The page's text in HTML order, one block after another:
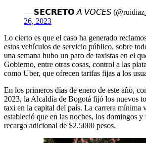
— 𝗦𝗘𝗖𝗥𝗘𝗧𝗢 𝘈 𝘝𝘖𝘊𝘌𝘚
26, 2023
Lo cierto es que el caso ha generado
estos vehículos de servicio público, sobre
una semana hubo un paro de taxistas en el
Gobierno, entre otras cosas, control a las
como Uber, que ofrecen tarifas fijas a los
En los primeros días de enero de este año,
2023, la Alcaldía de Bogotá fijó los nuevos
taxi en la capital del país. La carrera mínima
estableció que en las noches, los domingos y
recargo adicional de $2.5000 pesos.